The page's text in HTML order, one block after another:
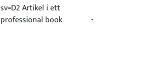
Artikel i ett
book
-